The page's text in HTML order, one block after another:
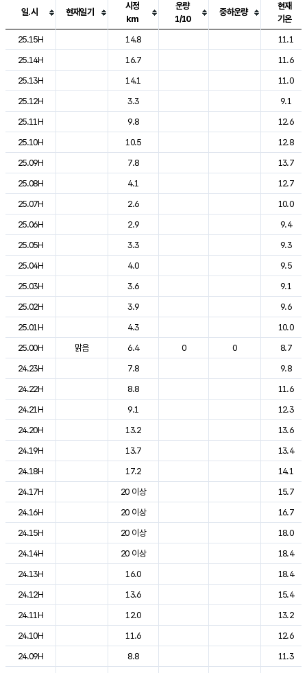
도시별 기상실황표로 지점, 날씨, 기온, 강수, 바람, 기압등을 안내한 표입
일.시 현재일기
시정
km
운량
1/10
중하운량
현재
기온
25.15H
14.8
11.1
25.14H
16.7
11.6
25.13H
14.1
11.0
25.12H
3.3
9.1
25.11H
9.8
12.6
25.10H
10.5
12.8
25.09H
7.8
13.7
25.08H
4.1
12.7
25.07H
2.6
10.0
25.06H
2.9
9.4
25.05H
3.3
9.3
25.04H
4.0
9.5
25.03H
3.6
9.1
25.02H
3.9
9.6
25.01H
4.3
10.0
25.00H
맑음 6.4 0 0
8.7
24.23H
7.8
9.8
24.22H
8.8
11.6
24.21H
9.1
12.3
24.20H
13.2
13.6
24.19H
13.7
13.4
24.18H
17.2
14.1
24.17H
20 이상
15.7
24.16H
20 이상
16.7
24.15H
20 이상
18.0
24.14H
20 이상
18.4
24.13H
16.0
18.4
24.12H
13.6
15.4
24.11H
12.0
13.2
24.10H
11.6
12.6
24.09H
8.8
11.3